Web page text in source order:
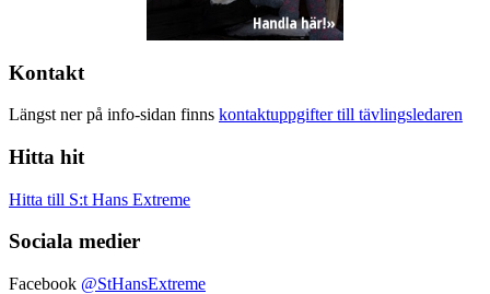
Kontakt
Längst ner på info-sidan finns kontaktuppgifter till tävlingsledaren
Hitta hit
Hitta till S:t Hans Extreme
Sociala medier
Facebook @StHansExtreme